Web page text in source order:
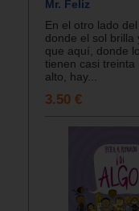
Mr. Feliz
En el otro lado
donde el sol brilla
que aquí, donde
tienen casi treinta
alto, hay...
3.50 €